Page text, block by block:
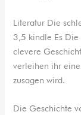
Literatur Die
3,5 kindle Es
clevere
verleihen ihr
zusagen wird.
Die Geschichte